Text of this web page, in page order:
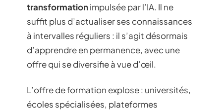
transformationimpulsée par l’IA. Il ne
suffit plus d’actualiser ses connaissances
à intervalles réguliers : il s’agit désormais
d’apprendre en permanence, avec une
offre qui se diversifie à vue d’œil.
L’offre de formation explose : universités,
écoles spécialisées, plateformes